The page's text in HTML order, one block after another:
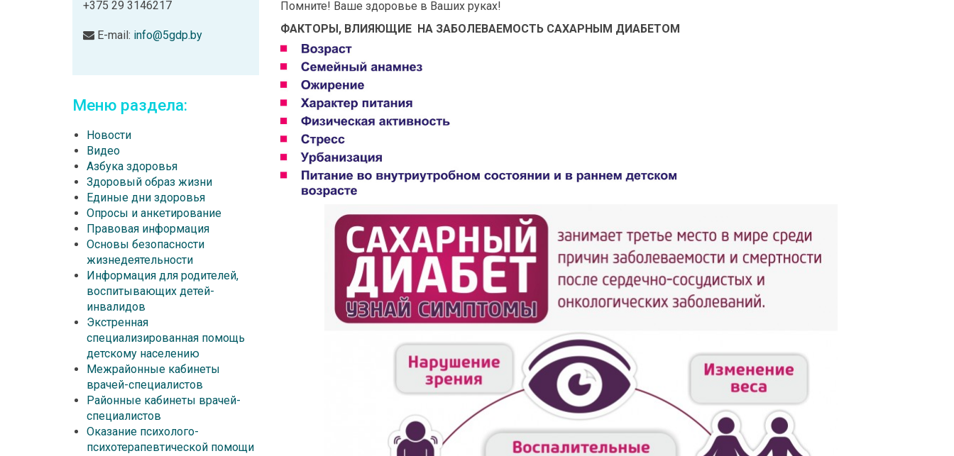
Помните! Ваше здоровье в Ваших руках!
ФАКТОРЫ, ВЛИЯЮЩИЕ НА ЗАБОЛЕВАЕМОСТЬ САХАРНЫМ ДИАБЕТОМ
+375 29 3146217
E-mail: info@5gdp.by
Меню раздела:
Новости
Видео
Азбука здоровья
Здоровый образ жизни
Единые дни здоровья
Опросы и анкетирование
Правовая информация
Основы безопасности
жизнедеятельности
Информация для родителей,
воспитывающих детей-
инвалидов
Экстренная
специализированная помощь
детскому населению
Межрайонные кабинеты
врачей-специалистов
Районные кабинеты врачей-
специалистов
Оказание психолого-
психотерапевтической помощи